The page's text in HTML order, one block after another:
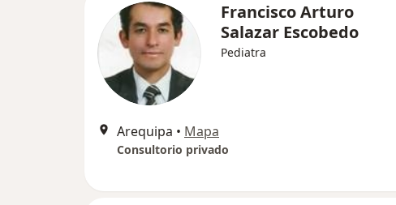
Francisco Arturo
Salazar Escobedo
Pediatra
Arequipa • Mapa
Consultorio privado